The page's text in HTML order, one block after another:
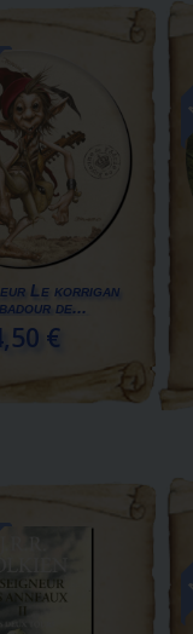
Le korrigan
de...
€